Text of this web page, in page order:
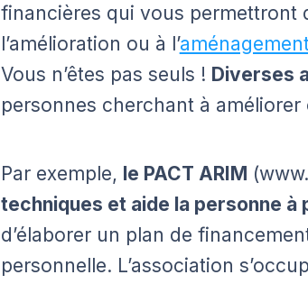
financières qui vous permettront
l’amélioration ou à l’
Vous n’êtes pas seuls ! Diverses
personnes cherchant à
Par exemple, le PACT ARIM
techniques et aide la personne à
d’élaborer un plan de
personnelle. L’association